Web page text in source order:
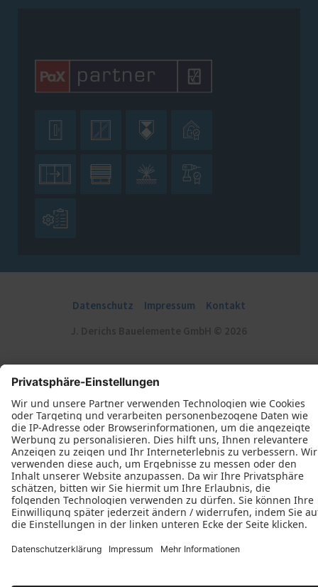
   
   

Datenschutz Impressum
Kontakt